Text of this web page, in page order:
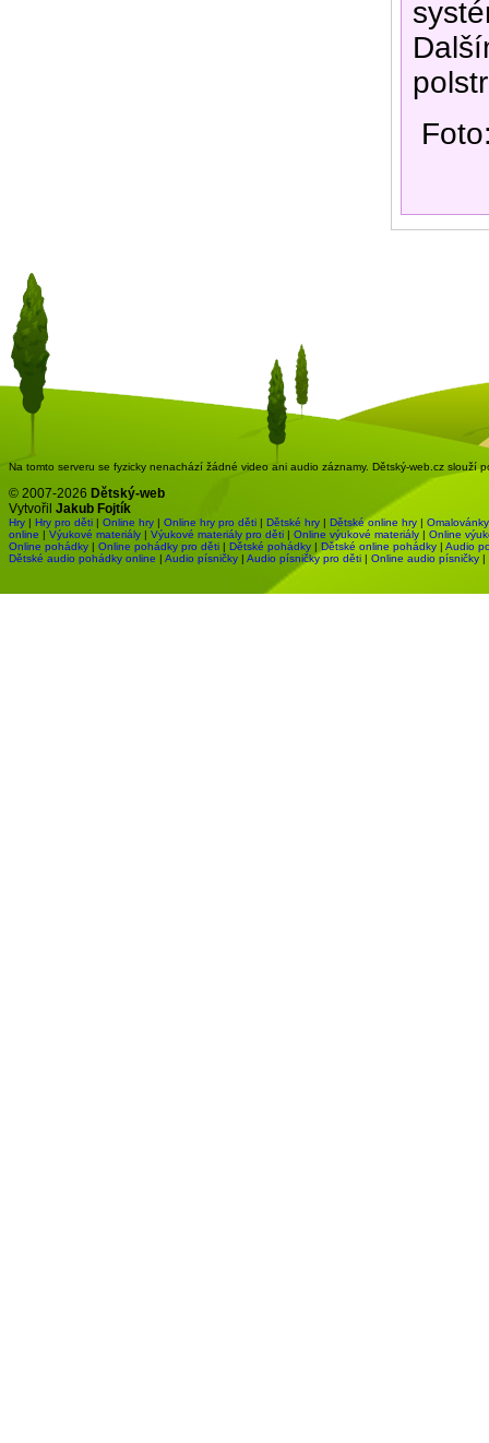
Na tomto serveru se fyzicky nenachází žádné video ani audio záznamy. Dětský-web.cz slouží
© 2007-2026 Dětský-web
Vytvořil Jakub Fojtík
Hry | Hry pro děti | Online hry | Online hry pro děti | Dětské hry | Dětské online hry | Omalovánky
online | Výukové materiály | Výukové materiály pro děti | Online výukové materiály | Online
Online pohádky | Online pohádky pro děti | Dětské pohádky | Dětské online pohádky | Audio
Dětské audio pohádky online | Audio písničky | Audio písničky pro děti | Online audio písničky |